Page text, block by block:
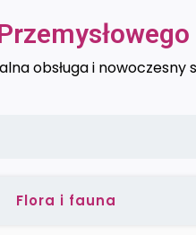
obsługa i nowoczesny
Flora i fauna